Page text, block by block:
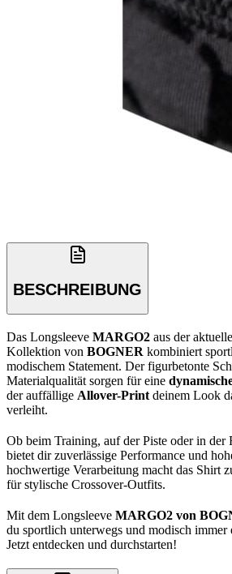
BESCHREIBUNG
Das Longsleeve MARGO2 aus der
Kollektion von BOGNER kombiniert
modischem Statement. Der figurbetonte
Materialqualität sorgen für eine
der auffällige Allover-Print deinem Look
verleiht.
Ob beim Training, auf der Piste oder in der
bietet dir zuverlässige Performance und
hochwertige Verarbeitung macht das Shirt
für stylische Crossover-Outfits.
Mit dem Longsleeve MARGO2 von
du sportlich unterwegs und modisch immer
Jetzt entdecken und durchstarten!